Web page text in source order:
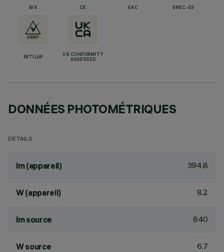
BIS CE EAC ENEC-03
RETILAP
UK CONFORMITY
ASSESSED
DONNÉES PHOTOMÉTRIQUES
DÉTAILS
lm (appareil) 394.8
W (appareil) 8.2
lm source 840
W source 6.7